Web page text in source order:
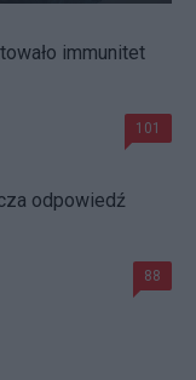
immunitet
101
odpowiedź
88